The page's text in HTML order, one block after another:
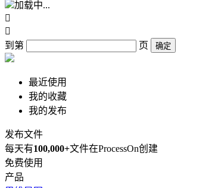
加载中...


到第
页 确定
最近使用
我的收藏
我的发布
发布文件
每天有100,000+文件在ProcessOn创建
免费使用
产品